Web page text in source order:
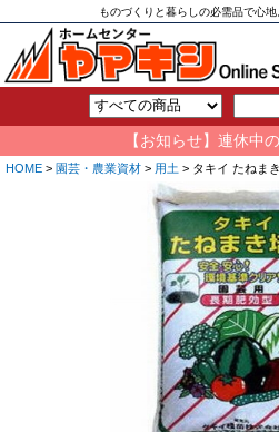
ものづくりと暮らしの必需品で心
【お知らせ】連休中
HOME > 園芸・農業資材 > 用土 > タキイ たねま